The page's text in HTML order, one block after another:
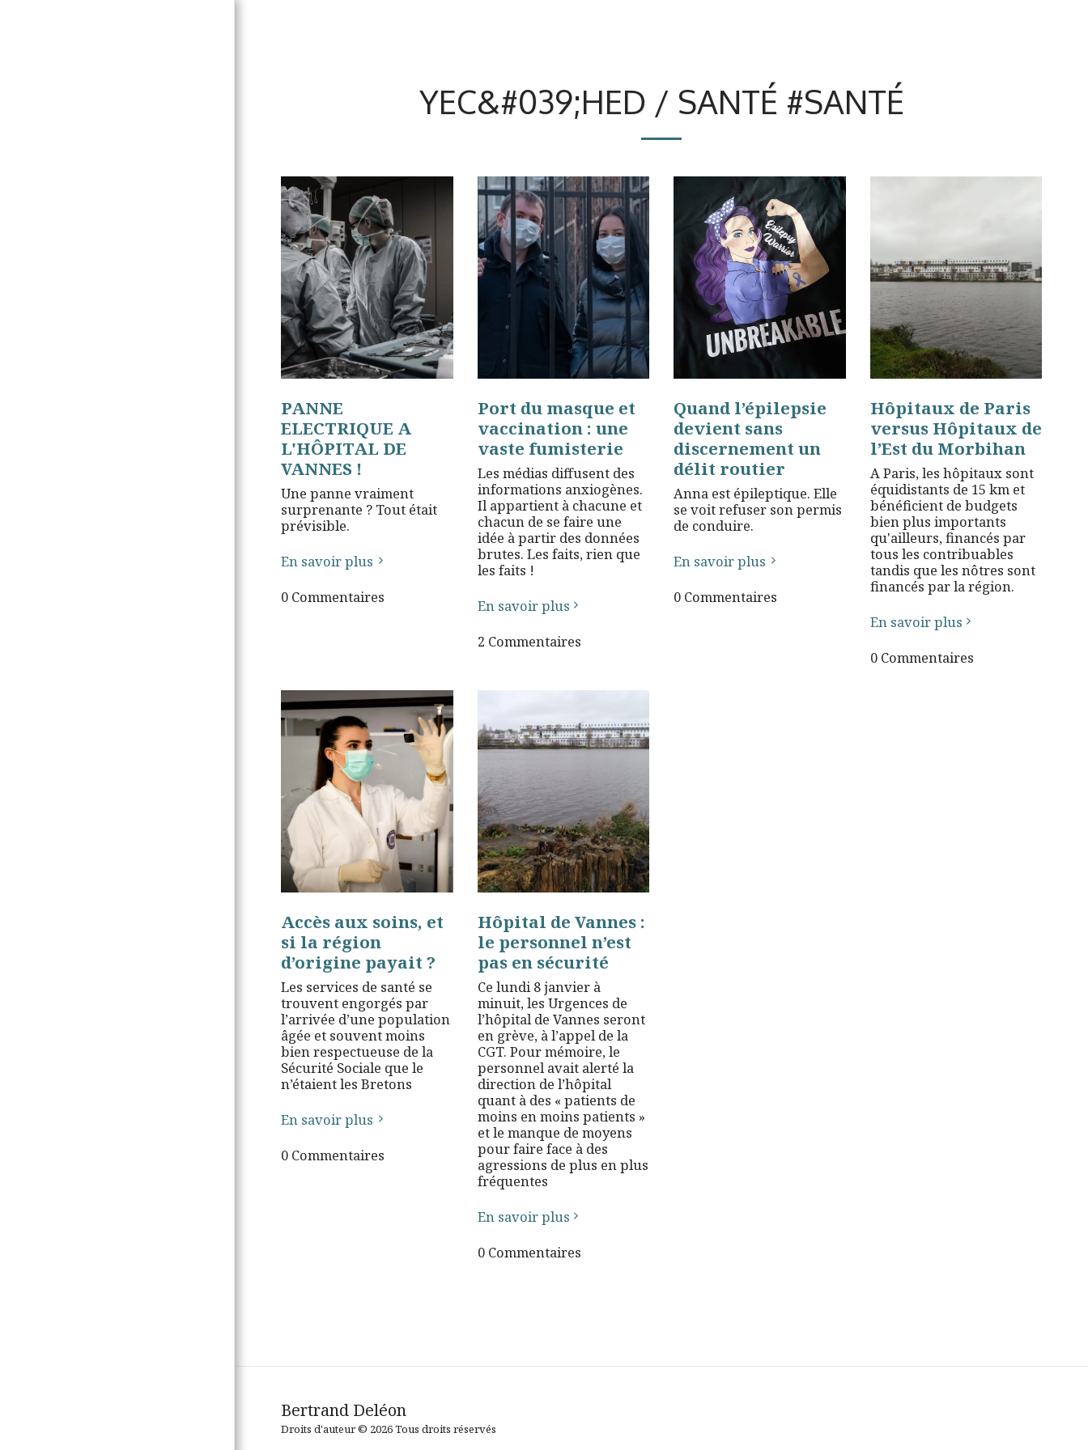
YEC&#039;HED / SANTÉ #SANTÉ
PANNE
ELECTRIQUE A
L'HÔPITAL DE
VANNES !
Une panne vraiment
surprenante ? Tout était
prévisible.
En savoir plus
0 Commentaires
Port du masque et
vaccination : une
vaste fumisterie
Les médias diffusent des
informations anxiogènes.
Il appartient à chacune et
chacun de se faire une
idée à partir des données
brutes. Les faits, rien que
les faits !
En savoir plus
2 Commentaires
Quand l’épilepsie
devient sans
discernement un
délit routier
Anna est épileptique. Elle
se voit refuser son permis
de conduire.
En savoir plus
0 Commentaires
Hôpitaux de Paris
versus Hôpitaux de
l’Est du Morbihan
A Paris, les hôpitaux sont
équidistants de 15 km et
bénéficient de budgets
bien plus importants
qu'ailleurs, financés par
tous les contribuables
tandis que les nôtres sont
financés par la région.
En savoir plus
0 Commentaires
Accès aux soins, et
si la région
d’origine payait ?
Les services de santé se
trouvent engorgés par
l’arrivée d’une population
âgée et souvent moins
bien respectueuse de la
Sécurité Sociale que le
n’étaient les Bretons
En savoir plus
0 Commentaires
Hôpital de Vannes :
le personnel n’est
pas en sécurité
Ce lundi 8 janvier à
minuit, les Urgences de
l’hôpital de Vannes seront
en grève, à l’appel de la
CGT. Pour mémoire, le
personnel avait alerté la
direction de l’hôpital
quant à des « patients de
moins en moins patients »
et le manque de moyens
pour faire face à des
agressions de plus en plus
fréquentes
En savoir plus
0 Commentaires
Bertrand Deléon
Droits d'auteur © 2026 Tous droits réservés